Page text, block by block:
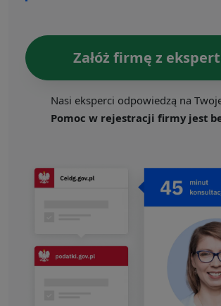
Załóż firmę z
Nasi eksperci odpowiedzą na
Pomoc w rejestracji firmy jest